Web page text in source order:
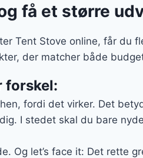
få et større
Tent Stove online, får du
der matcher både
forskel:
fordi det virker. Det
I stedet skal du bare
Og let’s face it: Det rette